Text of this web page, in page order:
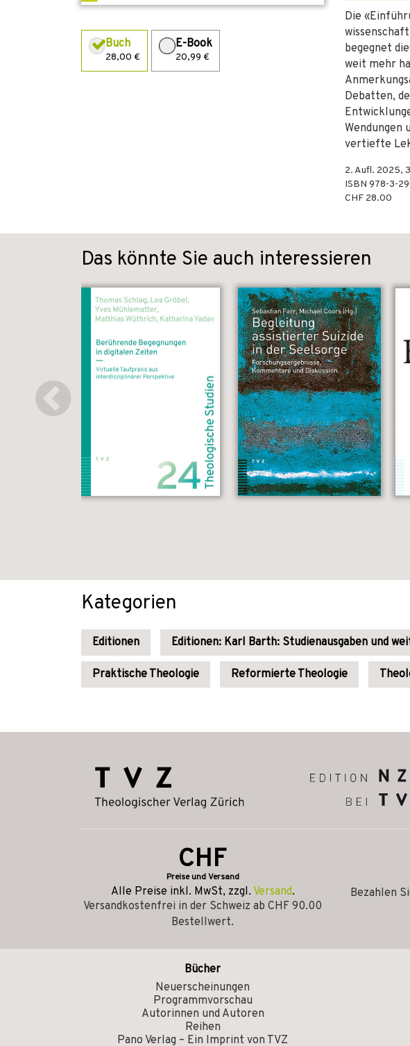
Buch
28,00 €
E-Book
20,99 €
Die
begegnet
weit mehr
Debatten,
Wendungen
vertiefte
2. Aufl. 2025,
ISBN 978-3-
CHF 28.00
Das könnte Sie auch interessieren
Kategorien
Editionen Editionen: Karl Barth: Studienausgaben und
Praktische Theologie Reformierte Theologie
CHF
Preise und Versand
Alle Preise inkl. MwSt, zzgl. Versand.
Versandkostenfrei in der Schweiz ab CHF 90.00
Bestellwert.
Bezahlen
Bücher
Neuerscheinungen
Programmvorschau
Autorinnen und Autoren
Reihen
Pano Verlag – Ein Imprint von TVZ